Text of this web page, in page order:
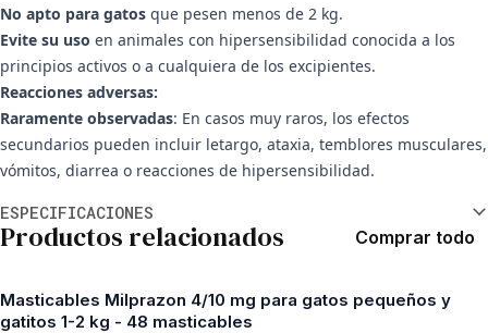
No apto para gatos que pesen menos de 2 kg.
Evite su uso en animales con hipersensibilidad conocida a los
principios activos o a cualquiera de los excipientes.
Reacciones adversas:
Raramente observadas: En casos muy raros, los efectos
secundarios pueden incluir letargo, ataxia, temblores musculares,
vómitos, diarrea o reacciones de hipersensibilidad.
ESPECIFICACIONES
Productos relacionados Comprar todo
Masticables Milprazon 4/10 mg para gatos pequeños y
gatitos 1-2 kg - 48 masticables